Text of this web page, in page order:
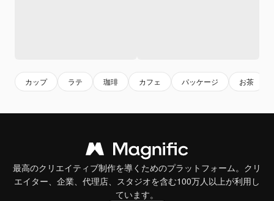
カップ ラテ 珈琲 カフェ パッケージ お茶
最高のクリエイティブ制作を導くためのプラットフォーム。クリ
エイター、企業、代理店、スタジオを含む100万人以上が利用し
ています。